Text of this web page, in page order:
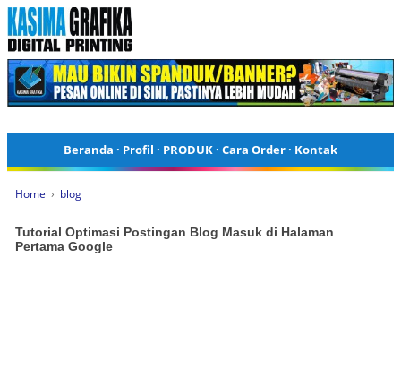
Beranda · Profil · PRODUK· Cara Order· Kontak
Home › blog
Tutorial Optimasi Postingan Blog Masuk di Halaman
Pertama Google